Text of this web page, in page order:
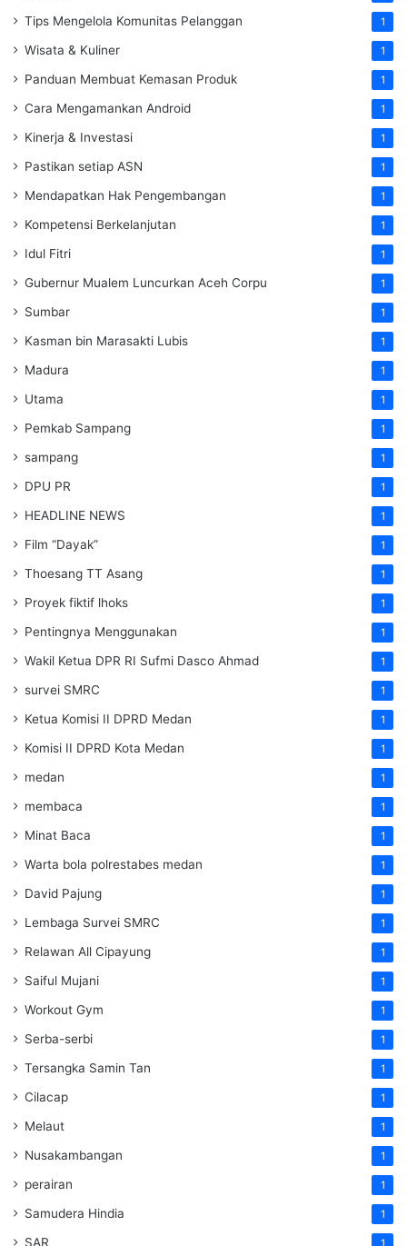
Tips Mengelola Komunitas Pelanggan 1
Wisata & Kuliner 1
Panduan Membuat Kemasan Produk 1
Cara Mengamankan Android 1
Kinerja & Investasi 1
Pastikan setiap ASN 1
Mendapatkan Hak Pengembangan 1
Kompetensi Berkelanjutan 1
Idul Fitri 1
Gubernur Mualem Luncurkan Aceh Corpu 1
Sumbar 1
Kasman bin Marasakti Lubis 1
Madura 1
Utama 1
Pemkab Sampang 1
sampang 1
DPU PR 1
HEADLINE NEWS 1
Film “Dayak” 1
Thoesang TT Asang 1
Proyek fiktif lhoks 1
Pentingnya Menggunakan 1
Wakil Ketua DPR RI Sufmi Dasco Ahmad 1
survei SMRC 1
Ketua Komisi II DPRD Medan 1
Komisi II DPRD Kota Medan 1
medan 1
membaca 1
Minat Baca 1
Warta bola polrestabes medan 1
David Pajung 1
Lembaga Survei SMRC 1
Relawan All Cipayung 1
Saiful Mujani 1
Workout Gym 1
Serba-serbi 1
Tersangka Samin Tan 1
Cilacap 1
Melaut 1
Nusakambangan 1
perairan 1
Samudera Hindia 1
SAR 1